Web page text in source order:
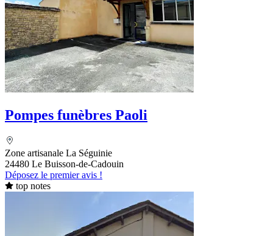
Pompes funèbres Paoli
Zone artisanale La Séguinie
24480 Le Buisson-de-Cadouin
Déposez le premier avis !
top notes